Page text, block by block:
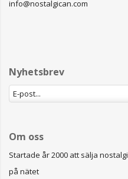
info@nostalgican.com
Nyhetsbrev
Om oss
Startade år 2000 att sälja
på nätet